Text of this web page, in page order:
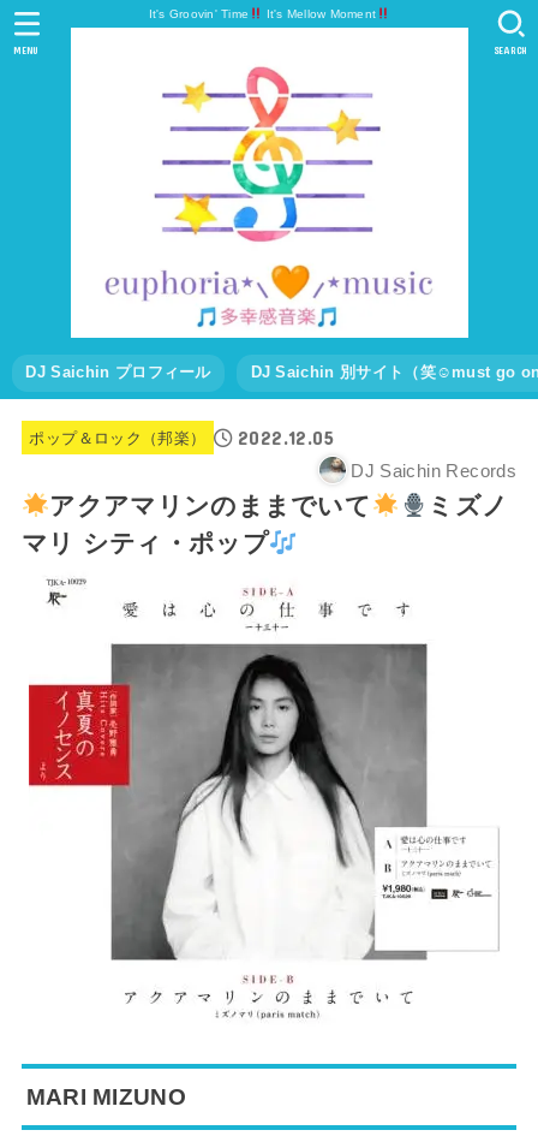
It's Groovin' Time It's Mellow Moment
DJ Saichin プロフィール DJ Saichin 別サイト（笑☺must go
SEARCH
MENU
ポップ＆ロック（邦楽） 2022.12.05
DJ Saichin Records
アクアマリンのままでいて
ミズノ
マリ シティ・ポップ
MARI MIZUNO